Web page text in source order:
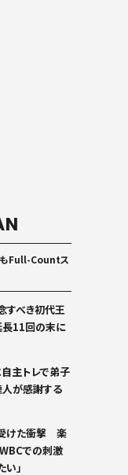
もFull-Countス
すべき初代王
11回の末に
主トレで弟子
が感謝する
けた衝撃 楽
での刺激
」